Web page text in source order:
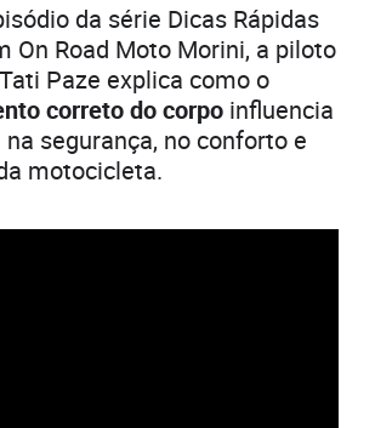
da série Dicas Rápidas
On Road Moto Morini, a piloto
Paze explica como o
correto do corpo influencia
segurança, no conforto e
motocicleta.